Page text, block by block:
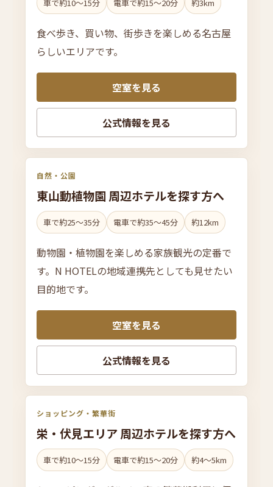
車で約10〜15分 電車で約15〜20分 約3km
食べ歩き、買い物、街歩きを楽しめる名古屋
らしいエリアです。
空室を見る
公式情報を見る
自然・公園
東山動植物園 周辺ホテルを探す方へ
車で約25〜35分 電車で約35〜45分 約12km
動物園・植物園を楽しめる家族観光の定番で
す。N HOTELの地域連携先としても見せたい
目的地です。
空室を見る
公式情報を見る
ショッピング・繁華街
栄・ 伏見エリア 周辺ホテルを探す方へ
車で約10〜15分 電車で約15〜20分 約4〜5km